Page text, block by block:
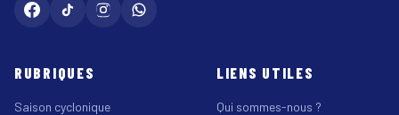
RUBRIQUES
Saison cyclonique
LIENS UTILES
Qui sommes-nous ?